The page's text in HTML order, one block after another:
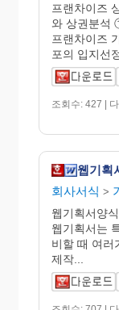
프랜차이즈
와 상권분석
프랜차이즈
포의 입지선
조회수: 427 |
웹기획
회사서식 >
웹기획서양
웹기획서는
비할 때 여러
제작...